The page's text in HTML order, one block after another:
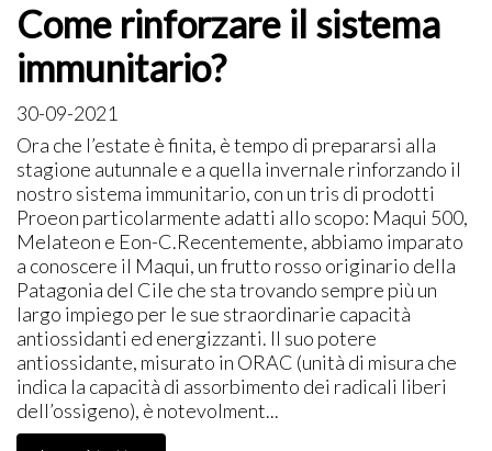
Come rinforzare il sistema
immunitario?
30-09-2021
Ora che l’estate è finita, è tempo di prepararsi alla
stagione autunnale e a quella invernale rinforzando il
nostro sistema immunitario, con un tris di prodotti
Proeon particolarmente adatti allo scopo: Maqui 500,
Melateon e Eon-C.Recentemente, abbiamo imparato
a conoscere il Maqui, un frutto rosso originario della
Patagonia del Cile che sta trovando sempre più un
largo impiego per le sue straordinarie capacità
antiossidanti ed energizzanti. Il suo potere
antiossidante, misurato in ORAC (unità di misura che
indica la capacità di assorbimento dei radicali liberi
dell’ossigeno), è notevolment...